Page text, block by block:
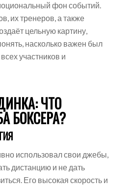
фон событий.
их тренеров, а также
цельную картину,
насколько важен был
участников и
ЧТО
БОКСЕРА?
использовал свои джебы,
дистанцию и не дать
Его высокая скорость и